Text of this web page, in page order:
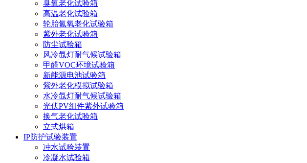
臭氧老化试验箱
高温老化试验箱
轮胎氮氧老化试验箱
紫外老化试验箱
防尘试验箱
风冷氙灯耐气候试验箱
甲醛VOC环境试验箱
新能源电池试验箱
紫外老化模拟试验箱
水冷氙灯耐气候试验箱
光伏PV组件紫外试验箱
换气老化试验箱
立式烘箱
IP防护试验装置
冲水试验装置
冷凝水试验箱